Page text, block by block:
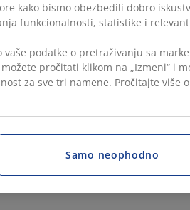
kako bismo obezbedili dobro
funkcionalnosti, statistike i
podatke o pretraživanju sa
pročitati klikom na „Izmeni“ i
za sve tri namene. Pročitajte više o
Samo neophodno